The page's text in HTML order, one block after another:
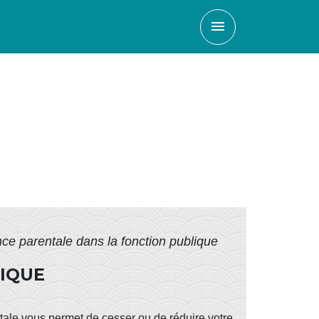
menu
parentale dans la fonction publique